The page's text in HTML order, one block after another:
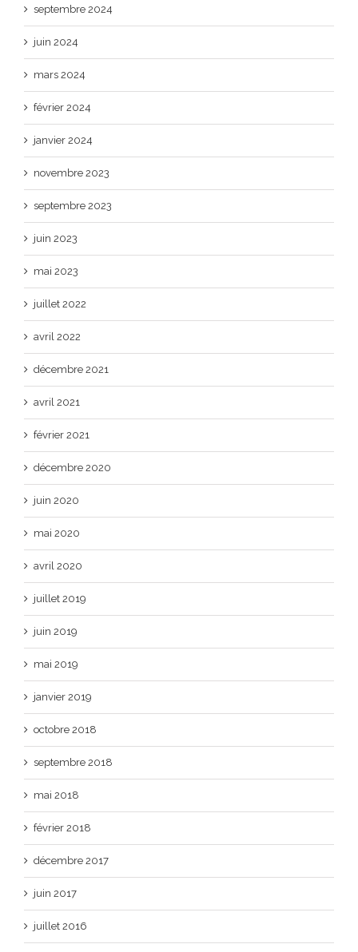
septembre 2024
juin 2024
mars 2024
février 2024
janvier 2024
novembre 2023
septembre 2023
juin 2023
mai 2023
juillet 2022
avril 2022
décembre 2021
avril 2021
février 2021
décembre 2020
juin 2020
mai 2020
avril 2020
juillet 2019
juin 2019
mai 2019
janvier 2019
octobre 2018
septembre 2018
mai 2018
février 2018
décembre 2017
juin 2017
juillet 2016